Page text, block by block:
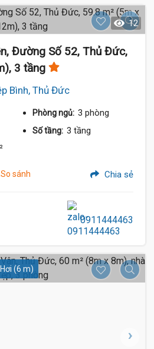
12
Đường Số 52, Thủ Đức,
3 tầng
Bình, Thủ Đức
Phòng ngủ: 3 phòng
Số tầng: 3 tầng
So sánh Chia sẻ
0911444463
(6 m)